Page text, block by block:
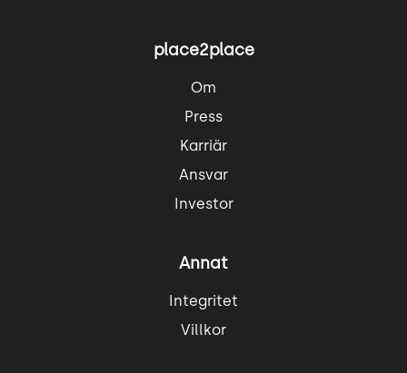
place2place
Om
Press
Karriär
Ansvar
Investor
Annat
Integritet
Villkor